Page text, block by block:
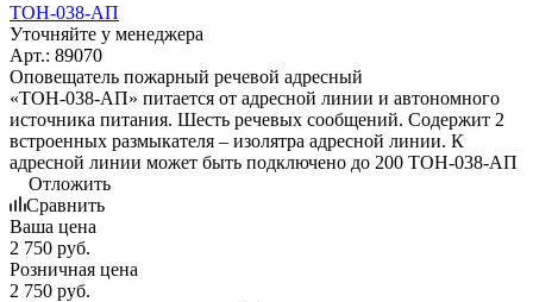
ТОН-038-АП
Уточняйте у менеджера
Арт.: 89070
Оповещатель пожарный речевой адресный
«ТОН-038-АП» питается от адресной линии и автономного
источника питания. Шесть речевых сообщений. Содержит 2
встроенных размыкателя – изолятра адресной линии. К
адресной линии может быть подключено до 200 ТОН-038-АП
Отложить
Сравнить
Ваша цена
2 750 руб.
Розничная цена
2 750 руб.